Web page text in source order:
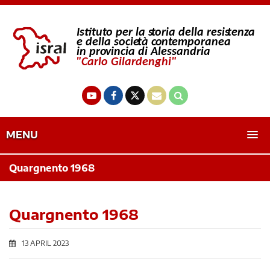
MENU
Quargnento 1968
Quargnento 1968
13 APRIL 2023